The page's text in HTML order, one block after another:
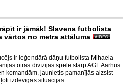
ir jāmāk! Slavena futbolista
vārtos no metra attāluma
ir leģendārā dāņu futbolista Mihaela
otrās divīzijas spēlē starp AGF Aarhus
komandām, jaunietis pamanījās aizsist
izdevīgas situācijas.